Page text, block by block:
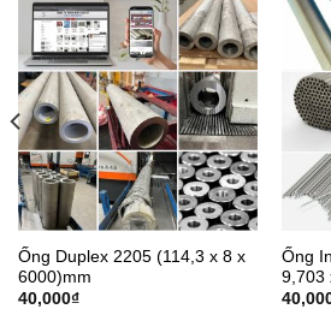
Ống Duplex 2205 (114,3 x 8 x
6000)mm
40,000₫
Ống
9,703